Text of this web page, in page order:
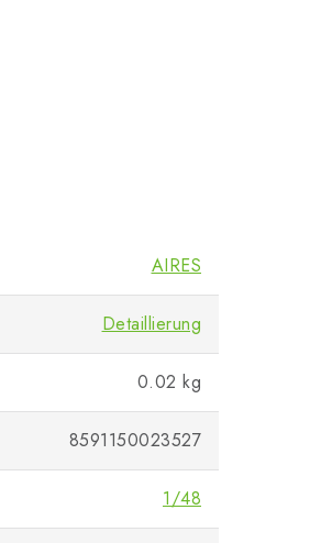
AIRES
Detaillierung
0.02 kg
8591150023527
1/48